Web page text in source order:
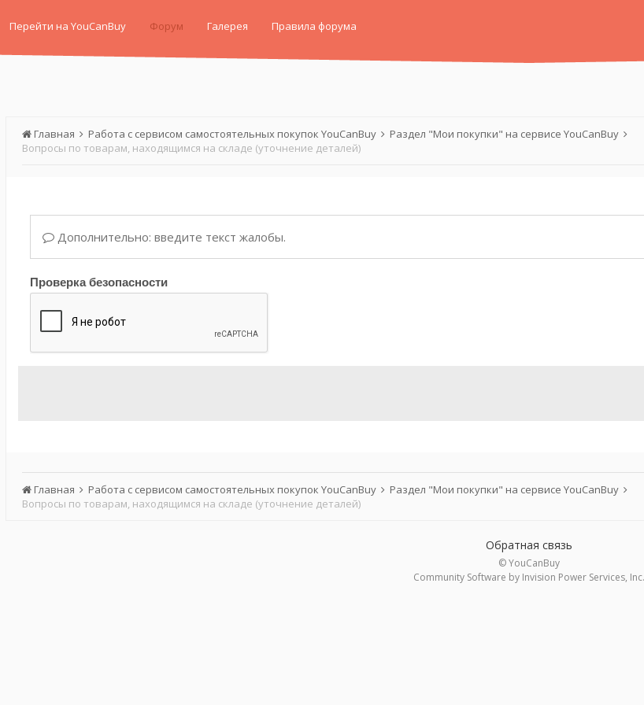
Перейти на YouCanBuy Форум Галерея Правила форума
Главная Работа с сервисом самостоятельных покупок YouCanBuy
Раздел "Мои покупки" на сервисе YouCanBuy
Вопросы по товарам, находящимся на складе (уточнение деталей)
Дополнительно: введите текст жалобы.
Проверка безопасности
Главная Работа с сервисом самостоятельных покупок YouCanBuy
Раздел "Мои покупки" на сервисе YouCanBuy
Вопросы по товарам, находящимся на складе (уточнение деталей)
Обратная связь
© YouCanBuy
Community Software by Invision Power Services, Inc.